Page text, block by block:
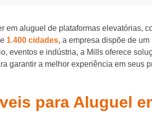
em aluguel de plataformas elevatórias,
1.400 cidades, a empresa dispõe de
eventos e indústria, a Mills oferece
garantir a melhor experiência em seus
para Aluguel